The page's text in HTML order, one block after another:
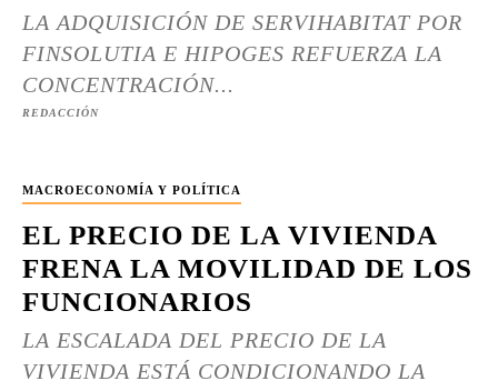
LA ADQUISICIÓN DE SERVIHABITAT POR
FINSOLUTIA E HIPOGES REFUERZA LA
CONCENTRACIÓN...
REDACCIÓN
MACROECONOMÍA Y POLÍTICA
EL PRECIO DE LA VIVIENDA
FRENA LA MOVILIDAD DE LOS
FUNCIONARIOS
LA ESCALADA DEL PRECIO DE LA
VIVIENDA ESTÁ CONDICIONANDO LA